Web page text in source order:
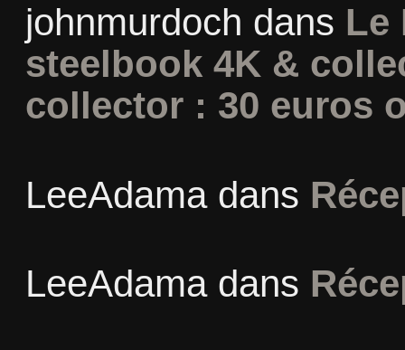
johnmurdoch dans Le
steelbook 4K &
collector : 30 euros
LeeAdamadans
LeeAdamadans